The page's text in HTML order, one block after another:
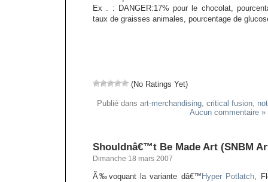
Ex . : DANGER:17% pour le chocolat,
taux de graisses animales, pourcentage de
(No Ratings Yet)
Publié dans art-merchandising, critical fusion,
Aucun commentaire »
Shouldnâ€™t Be Made Art (SNBM
Dimanche 18 mars 2007
Ã‰voquant la variante dâ€™ Hyper Potlatch,